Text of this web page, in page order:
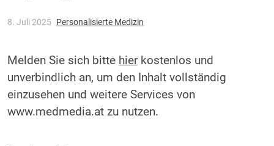
8. Juli 2025 Personalisierte Medizin
Melden Sie sich bitte hierkostenlos und
unverbindlich an, um den Inhalt vollständig
einzusehen und weitere Services von
www.medmedia.at zu nutzen.